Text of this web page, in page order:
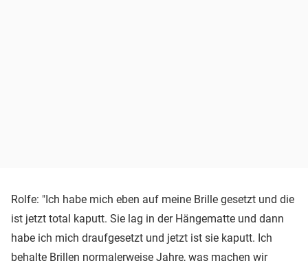
Rolfe: "Ich habe mich eben auf meine Brille gesetzt und die
ist jetzt total kaputt. Sie lag in der Hängematte und dann
habe ich mich draufgesetzt und jetzt ist sie kaputt. Ich
behalte Brillen normalerweise Jahre, was machen wir